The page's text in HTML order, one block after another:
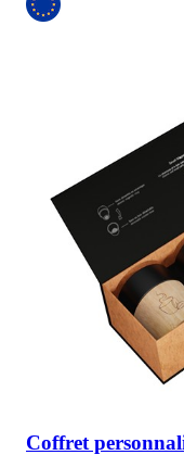
Coffret